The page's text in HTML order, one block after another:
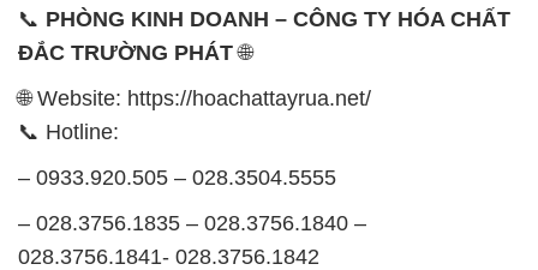
📞 PHÒNG KINH DOANH – CÔNG TY HÓA CHẤT
ĐẮC TRƯỜNG PHÁT🌐
🌐 Website: https://hoachattayrua.net/
📞 Hotline:
– 0933.920.505 – 028.3504.5555
– 028.3756.1835 – 028.3756.1840 –
028.3756.1841- 028.3756.1842